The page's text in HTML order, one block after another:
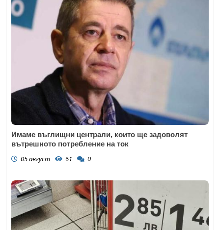
Имаме въглищни централи, които ще задоволят
вътрешното потребление на ток
05 август 61 0